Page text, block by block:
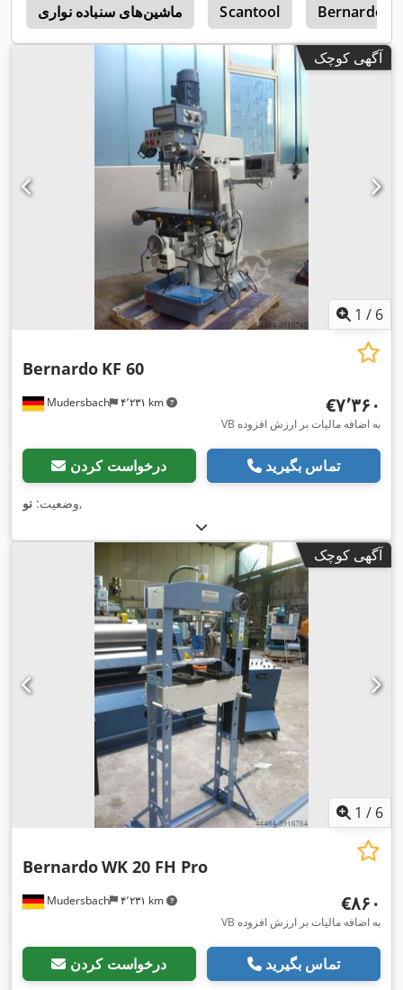
ماشین‌های سنباده نواری Scantool Bernardo
آگهی کوچک
1 / 6
Mudersbach ۴٬۲۳۱ km
Bernardo KF 60
‎€۷٬۳۶۰
VB به اضافه مالیات بر ارزش افزوده
درخواست کردن تماس بگیرید
وضعیت: نو ,
آگهی کوچک
1 / 6
Mudersbach ۴٬۲۳۱ km
BernardoWK 20 FH Pro
‎€۸۶۰
VB به اضافه مالیات بر ارزش افزوده
درخواست کردن تماس بگیرید